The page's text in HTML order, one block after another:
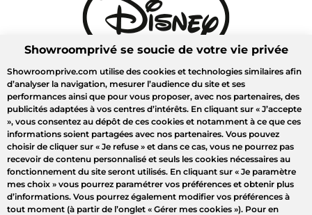
Showroomprivé se soucie de votre vie privée
Showroomprive.com utilise des cookies et technologies similaires afin
d’analyser la navigation, mesurer l’audience du site et ses
performances ainsi que pour vous proposer, avec nos partenaires, des
publicités adaptées à vos centres d’intérêts. En cliquant sur « J’accepte
», vous consentez au dépôt de ces cookies et notamment à ce que ces
informations soient partagées avec nos partenaires. Vous pouvez
choisir de cliquer sur « Je refuse » et dans ce cas, vous ne pourrez pas
recevoir de contenu personnalisé et seuls les cookies nécessaires au
fonctionnement du site seront utilisés. En cliquant sur « Je paramètre
mes choix » vous pourrez paramétrer vos préférences et obtenir plus
d’informations. Vous pourrez également modifier vos préférences à
tout moment (à partir de l’onglet « Gérer mes cookies »). Pour en